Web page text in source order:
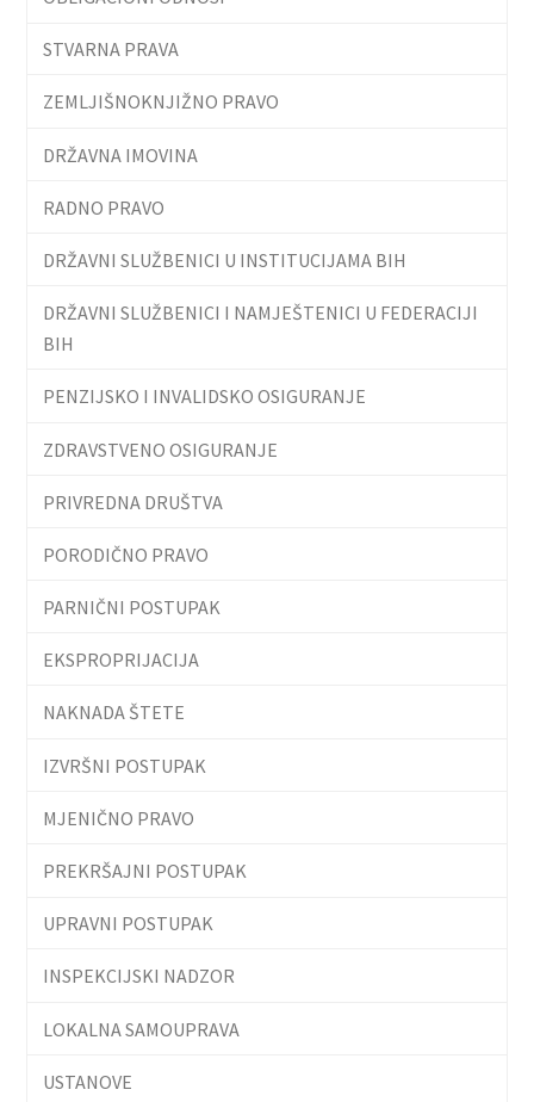
STVARNA PRAVA
ZEMLJIŠNOKNJIŽNO PRAVO
DRŽAVNA IMOVINA
RADNO PRAVO
DRŽAVNI SLUŽBENICI U INSTITUCIJAMA BIH
DRŽAVNI SLUŽBENICI I NAMJEŠTENICI U FEDERACIJI
BIH
PENZIJSKO I INVALIDSKO OSIGURANJE
ZDRAVSTVENO OSIGURANJE
PRIVREDNA DRUŠTVA
PORODIČNO PRAVO
PARNIČNI POSTUPAK
EKSPROPRIJACIJA
NAKNADA ŠTETE
IZVRŠNI POSTUPAK
MJENIČNO PRAVO
PREKRŠAJNI POSTUPAK
UPRAVNI POSTUPAK
INSPEKCIJSKI NADZOR
LOKALNA SAMOUPRAVA
USTANOVE